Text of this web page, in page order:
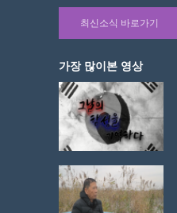
최신소식 바로가기
가장 많이본 영상